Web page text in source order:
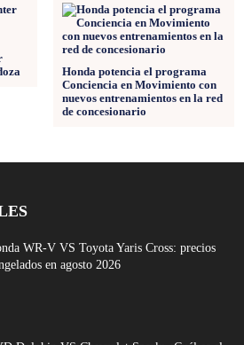
Honda potencia el programa
Conciencia en Movimiento con
nuevos entrenamientos en la red
de concesionario
WR-V VS Toyota Yaris Cross: precios
en agosto 2026